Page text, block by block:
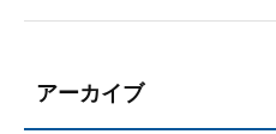
アーカイブ